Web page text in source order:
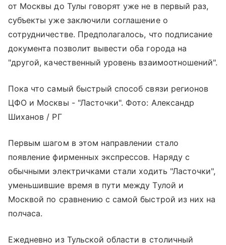
от Москвы до Тулы говорят уже не в первый раз,
субъекты уже заключили соглашение о
сотрудничестве. Предполагалось, что подписание
документа позволит вывести оба города на
"другой, качественный уровень взаимоотношений".
Пока что самый быстрый способ связи регионов
ЦФО и Москвы - "Ласточки". Фото: Александр
Шиханов / РГ
Первым шагом в этом направлении стало
появление фирменных экспрессов. Наряду с
обычными электричками стали ходить "Ласточки",
уменьшившие время в пути между Тулой и
Москвой по сравнению с самой быстрой из них на
полчаса.
Ежедневно из Тульской области в столичный